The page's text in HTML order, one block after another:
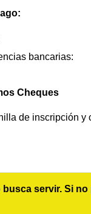
bancarias:
Cheques
de inscripción y
busca servir. Si